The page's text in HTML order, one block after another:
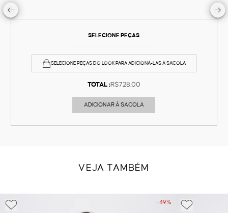
SELECIONE PEÇAS
SELECIONE PEÇAS DO LOOK PARA ADICIONÁ-LAS À SACOLA
TOTAL :R$728,00
ADICIONAR À SACOLA
VEJA TAMBÉM
- 49%